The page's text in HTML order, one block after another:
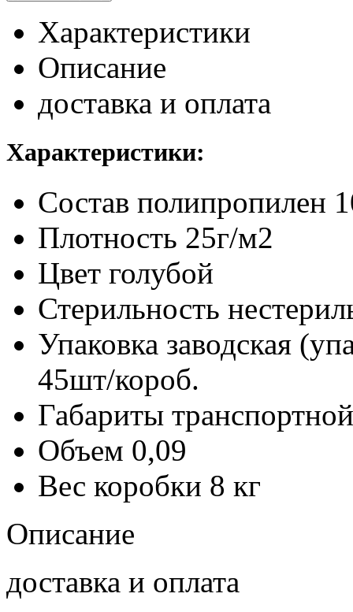
Характеристики
Описание
доставка и оплата
Характеристики:
Состав полипропилен
Плотность 25г/м2
Цвет голубой
Стерильность
Упаковка заводская
45шт/короб.
Габариты
Объем 0,09
Вес коробки 8 кг
Описание
доставка и оплата